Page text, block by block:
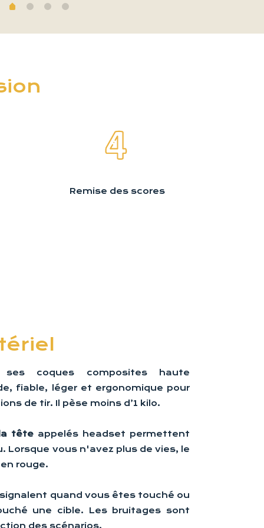
Remise des scores
coques composites haute
fiable, léger et ergonomique pour
de tir. Il pèse moins d’1 kilo.
têteappelés headset permettent
Lorsque vous n'avez plus de vies, le
rouge.
quand vous êtes touché ou
une cible. Les bruitages sont
des scénarios.